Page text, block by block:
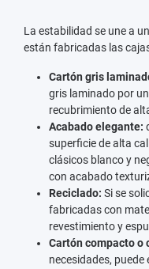
La estabilidad se une a
están fabricadas las
Cartón gris
gris laminado por
recubrimiento de
Acabado elegante:
superficie de alta
clásicos blanco y
con acabado
Reciclado: Si se
fabricadas con
revestimiento y
Cartón compacto o
necesidades, puede